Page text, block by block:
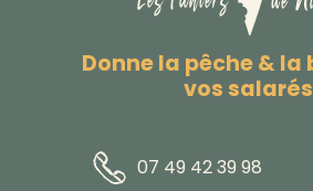
Donne la pêche & la
vos salarés
07 49 42 39 98